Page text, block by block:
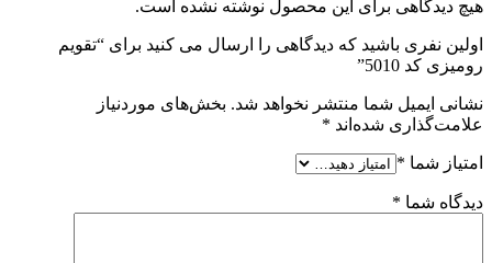
هیچ دیدگاهی برای این محصول نوشته نشده است.
اولین نفری باشید که دیدگاهی را ارسال می کنید برای “تقویم
رومیزی کد 5010”
نشانی ایمیل شما منتشر نخواهد شد. بخش‌های موردنیاز
علامت‌گذاری شده‌اند *
امتیاز شما *
دیدگاه شما *